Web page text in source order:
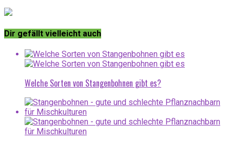
Dir gefällt vielleicht auch
Welche Sorten von Stangenbohnen gibt es?